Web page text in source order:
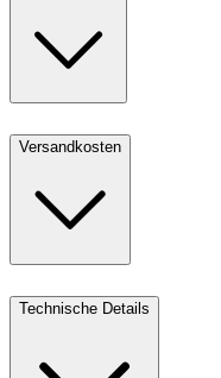
Versandkosten
Technische Details